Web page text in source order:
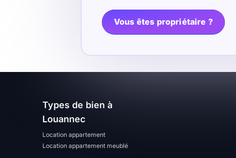
T11 T12
Vous êtes propriétaire ?
Types de bien à
Louannec
Location appartement
Location appartement meublé